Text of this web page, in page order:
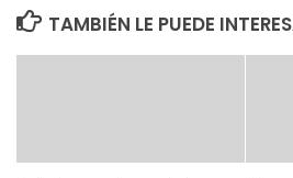
TAMBIÉN LE PUEDE